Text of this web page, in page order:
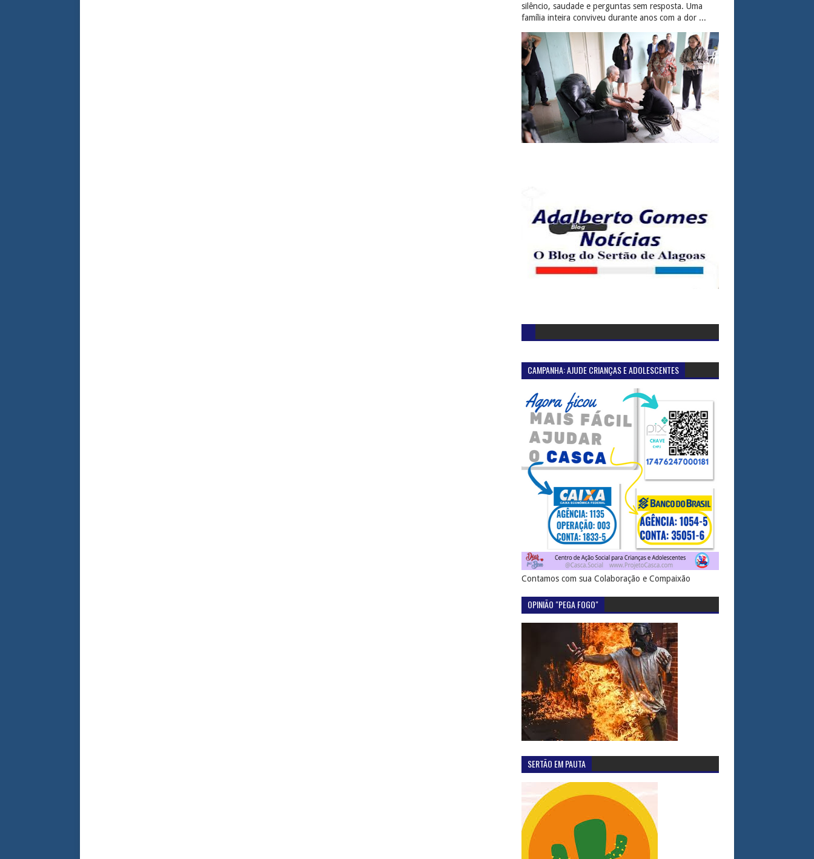
silêncio, saudade e perguntas sem resposta. Uma
família inteira conviveu durante anos com a dor ...
CAMPANHA: AJUDE CRIANÇAS E ADOLESCENTES
Contamos com sua Colaboração e Compaixão
OPINIÃO "PEGA FOGO"
SERTÃO EM PAUTA